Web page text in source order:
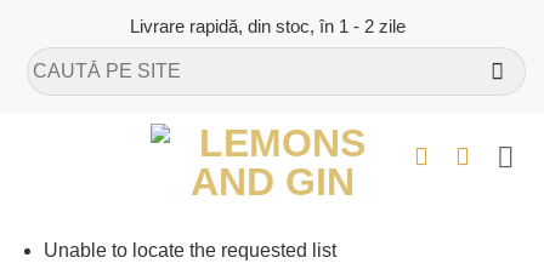
content
Livrare rapidă, din stoc, în 1 - 2 zile
Caută
după:
Unable to locate the requested list